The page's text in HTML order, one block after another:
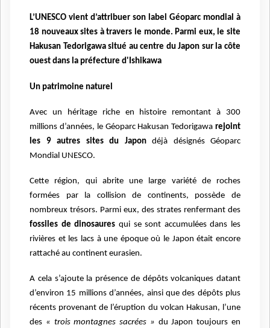
L’UNESCO vient d’attribuer son label Géoparc mondial à
18 nouveaux sites à travers le monde. Parmi eux, le site
Hakusan Tedorigawa situé au centre du Japon sur la côte
ouest dans la préfecture d'Ishikawa
Un patrimoine naturel
Avec un héritage riche en histoire remontant à 300
millions d’années, le Géoparc Hakusan Tedorigawa rejoint
les 9 autres sites du Japondéjà désignés Géoparc
Mondial UNESCO.
Cette région, qui abrite une large variété de roches
formées par la collision de continents, possède de
nombreux trésors. Parmi eux, des strates renfermant des
fossiles de dinosaures qui se sont accumulées dans les
rivières et les lacs à une époque où le Japon était encore
rattaché au continent eurasien.
A cela s’ajoute la présence de dépôts volcaniques datant
d’environ 15 millions d’années, ainsi que des dépôts plus
récents provenant de l’éruption du volcan Hakusan, l’une
des « trois montagnes sacrées » du Japon toujours en